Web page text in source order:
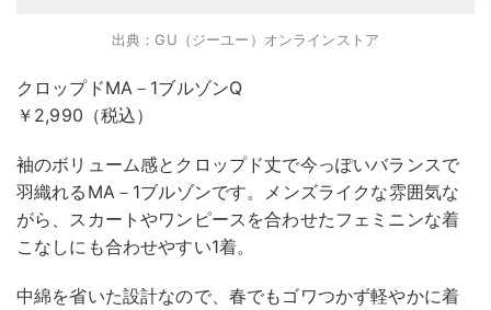
出典：GU（ジーユー）オンラインストア
クロップドMA－1ブルゾンQ
￥2,990（税込）
袖のボリューム感とクロップド丈で今っぽいバランスで
羽織れるMA－1ブルゾンです。メンズライクな雰囲気な
がら、スカートやワンピースを合わせたフェミニンな着
こなしにも合わせやすい1着。
中綿を省いた設計なので、春でもゴワつかず軽やかに着